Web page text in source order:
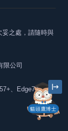
貓頭鷹博士
妥之處，請隨時與
限公司
、Edge79+及